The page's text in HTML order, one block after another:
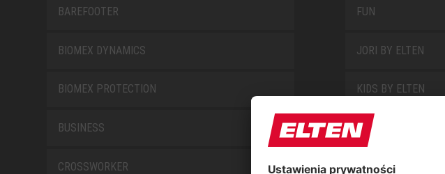
BAREFOOTER
BIOMEX DYNAMICS
BIOMEX PROTECTION
BUSINESS
CROSSWORKER
FUN
JORI BY ELTEN
KIDS BY ELTEN
L10
LOWA WORK kolekcja